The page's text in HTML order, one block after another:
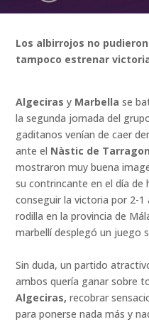
Los albirrojos no
tampoco estrenar
Algeciras y Marbellase
la segunda jornada del
gaditanos venían de caer
ante el Nàstic de
mostraron muy buena
su contrincante en el día de
conseguir la victoria por 2-1
rodilla en la provincia de
marbellí desplegó un juego
Sin duda, un partido
ambos quería ganar sobre
Algeciras, recobrar
para ponerse nada más y